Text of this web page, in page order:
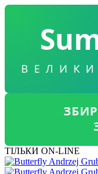
ТІЛЬКИ ON-LINE